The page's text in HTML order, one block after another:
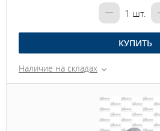
1 шт.
КУПИТЬ
Наличие на складах